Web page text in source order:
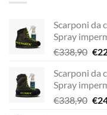
Scarponi da
Spray
€338,90 Il
era:
€
Scarponi da
Spray
€338,90 Il
€